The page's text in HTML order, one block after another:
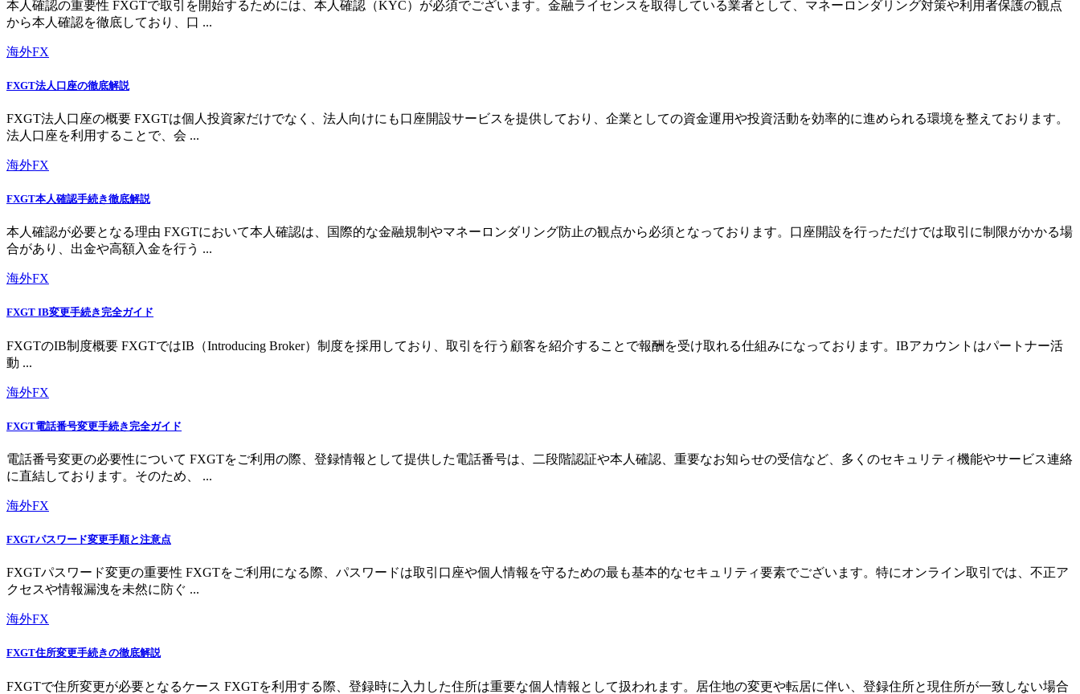
本人確認の重要性 FXGTで取引を開始するためには、本人確認（KYC）が必須でございます。金融ライセンスを取得している業者として、マネーロンダリング対策や利用者保護の観点
から本人確認を徹底しており、口 ...
海外FX
FXGT法人口座の徹底解説
FXGT法人口座の概要 FXGTは個人投資家だけでなく、法人向けにも口座開設サービスを提供しており、企業としての資金運用や投資活動を効率的に進められる環境を整えております。
法人口座を利用することで、会 ...
海外FX
FXGT本人確認手続き徹底解説
本人確認が必要となる理由 FXGTにおいて本人確認は、国際的な金融規制やマネーロンダリング防止の観点から必須となっております。口座開設を行っただけでは取引に制限がかかる場
合があり、出金や高額入金を行う ...
海外FX
FXGT IB変更手続き完全ガイド
FXGTのIB制度概要 FXGTではIB（Introducing Broker）制度を採用しており、取引を行う顧客を紹介することで報酬を受け取れる仕組みになっております。IBアカウントはパートナー活
動 ...
海外FX
FXGT電話番号変更手続き完全ガイド
電話番号変更の必要性について FXGTをご利用の際、登録情報として提供した電話番号は、二段階認証や本人確認、重要なお知らせの受信など、多くのセキュリティ機能やサービス連絡
に直結しております。そのため、 ...
海外FX
FXGTパスワード変更手順と注意点
FXGTパスワード変更の重要性 FXGTをご利用になる際、パスワードは取引口座や個人情報を守るための最も基本的なセキュリティ要素でございます。特にオンライン取引では、不正ア
クセスや情報漏洩を未然に防ぐ ...
海外FX
FXGT住所変更手続きの徹底解説
FXGTで住所変更が必要となるケース FXGTを利用する際、登録時に入力した住所は重要な個人情報として扱われます。居住地の変更や転居に伴い、登録住所と現住所が一致しない場合